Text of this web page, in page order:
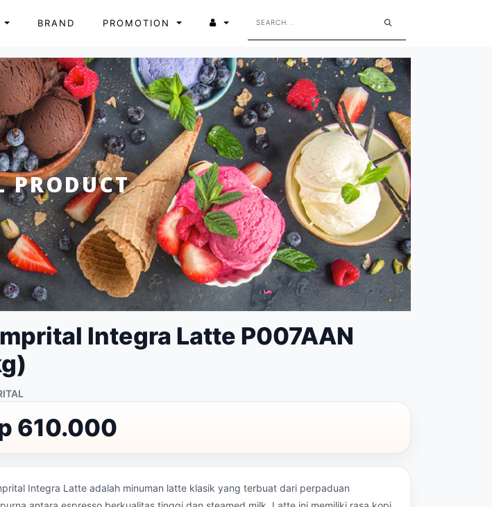
BRAND PROMOTION
PRODUCT
Integra Latte P007AAN
610.000
Integra Latte adalah minuman latte klasik yang terbuat dari perpaduan